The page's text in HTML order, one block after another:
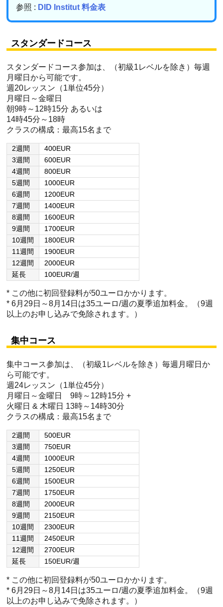
参照 : DID Institut 料金表
スタンダードコース
スタンダードコース参加は、（初級1レベルを除き）毎週
月曜日から可能です。
週20レッスン（1単位45分）
月曜日～金曜日
朝9時～12時15分 あるいは
14時45分～18時
クラスの構成：最高15名まで
2週間
400EUR
3週間
600EUR
4週間
800EUR
5週間
1000EUR
6週間
1200EUR
7週間
1400EUR
8週間
1600EUR
9週間
1700EUR
10週間
1800EUR
11週間
1900EUR
12週間
2000EUR
延長
100EUR/週
* この他に初回登録料が50ユーロかかります。
* 6月29日～8月14日は35ユーロ/週の夏季追加料金。（9週
以上のお申し込みで免除されます。）
集中コース
集中コース参加は、（初級1レベルを除き）毎週月曜日か
ら可能です。
週24レッスン（1単位45分）
月曜日～金曜日 9時～12時15分 +
火曜日 & 木曜日 13時～14時30分
クラスの構成：最高15名まで
2週間
500EUR
3週間
750EUR
4週間
1000EUR
5週間
1250EUR
6週間
1500EUR
7週間
1750EUR
8週間
2000EUR
9週間
2150EUR
10週間
2300EUR
11週間
2450EUR
12週間
2700EUR
延長
150EUR/週
* この他に初回登録料が50ユーロかかります。
* 6月29日～8月14日は35ユーロ/週の夏季追加料金。（9週
以上のお申し込みで免除されます。）